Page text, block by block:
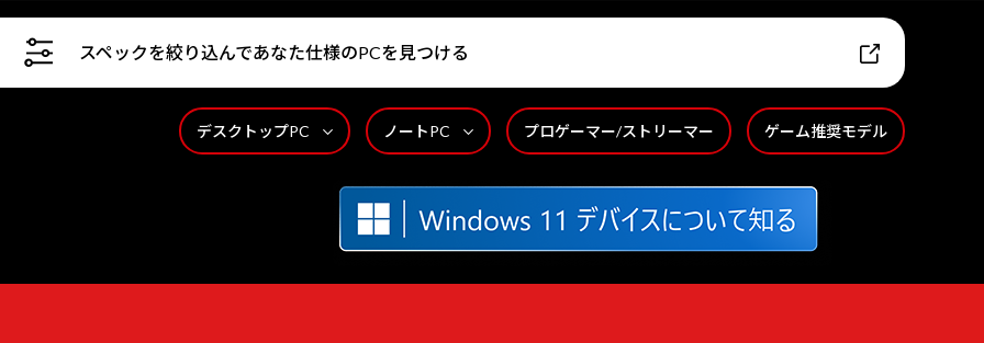
スペックを絞り込んであなた仕様のPCを見つける
デスクトップPC ノートPC プロゲーマー/ストリーマー ゲーム推奨モデル